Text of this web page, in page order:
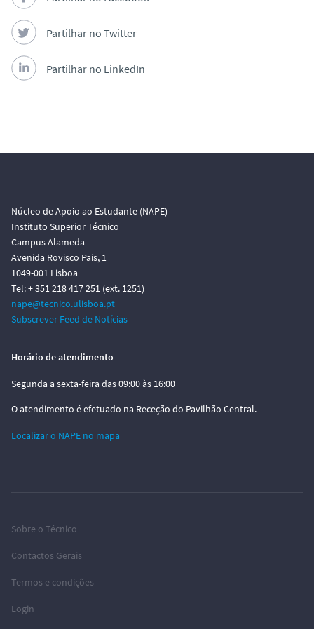
Partilhar no Twitter
Partilhar no LinkedIn
Núcleo de Apoio ao Estudante (NAPE)
Instituto Superior Técnico
Campus Alameda
Avenida Rovisco Pais, 1
1049-001 Lisboa
Tel: + 351 218 417 251 (ext. 1251)
nape@tecnico.ulisboa.pt
Subscrever Feed de Notícias
Horário de atendimento
Segunda a sexta-feira das 09:00 às 16:00
O atendimento é efetuado na Receção do Pavilhão Central.
Localizar o NAPE no mapa
Sobre o Técnico
Contactos Gerais
Termos e condições
Login